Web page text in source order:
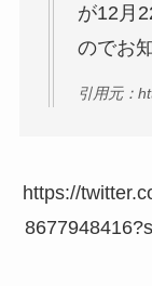
が12月
のでお
引用元：
https://